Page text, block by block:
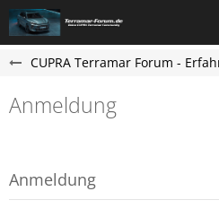
CUPRA Terramar Forum -
Anmeldung
Anmeldung